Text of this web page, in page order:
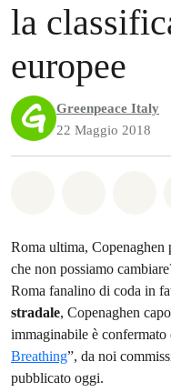
la
europee
Greenpeace Italy
22 Maggio 2018
Roma ultima, Copenaghen
che non possiamo
Roma fanalino di coda in
stradale, Copenaghen
immaginabile è confermato
Breathing”, da noi
pubblicato oggi.